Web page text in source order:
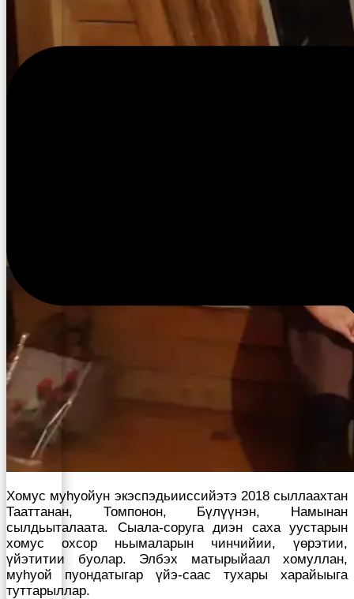
Хомус муһуойун экэспэдьииссийэтэ 2018 сыллаахтан
Тааттанан, Томпонон, Бүлүүнэн, Намынан
сылдьыталаата. Сыала-соруга диэн саха уустарын
хомус охсор ньымаларын чинчийии, үөрэтии,
үйэтитии буолар. Элбэх матырыйаал хомуллан,
муһуой пуондатыгар үйэ-саас тухары харайыыга
туттарыллар.